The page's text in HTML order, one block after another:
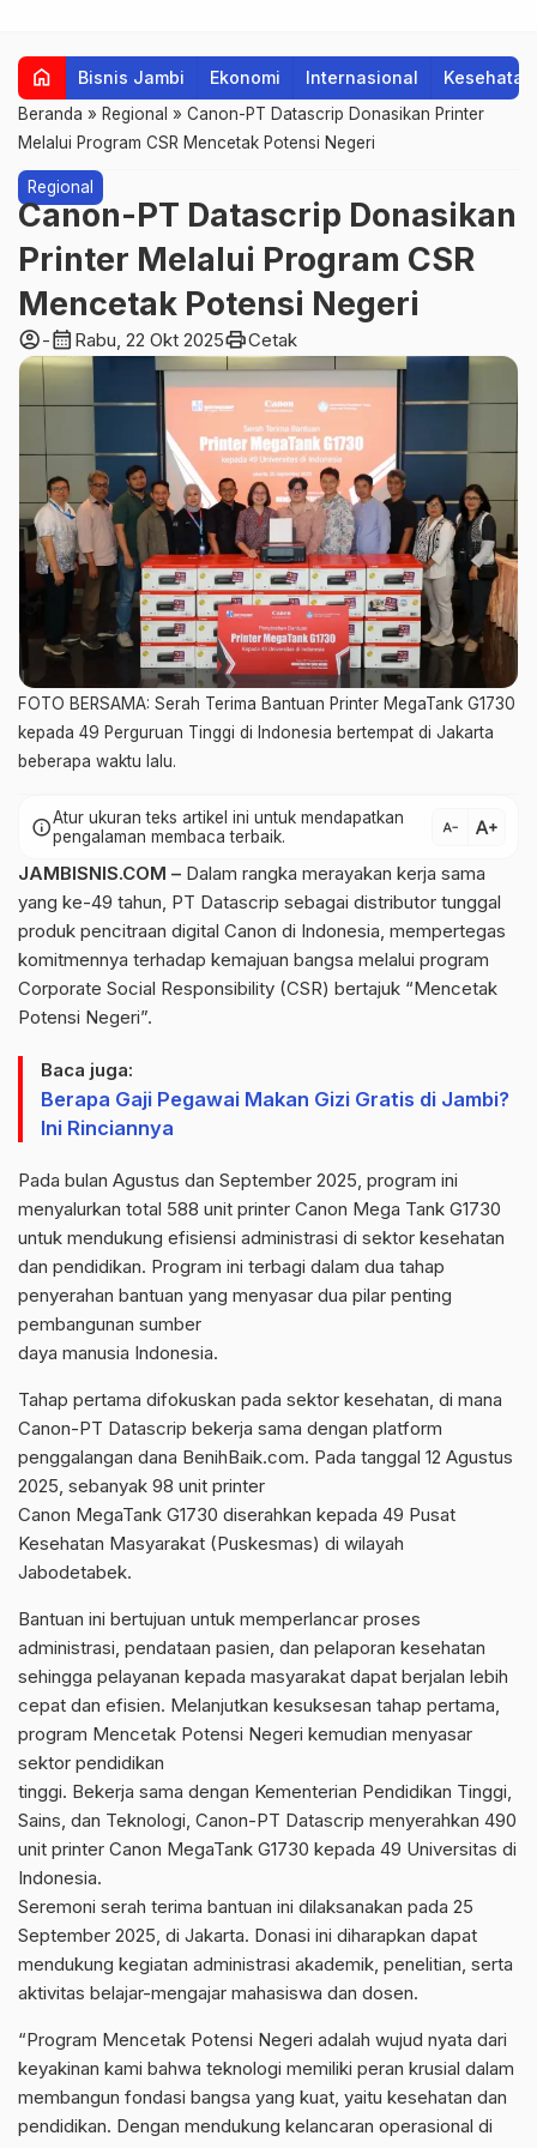
home Bisnis Jambi Ekonomi Internasional Kesehatan
Beranda » Regional » Canon-PT Datascrip Donasikan Printer
Melalui Program CSR Mencetak Potensi Negeri
Regional
Canon-PT Datascrip Donasikan
Printer Melalui Program CSR
Mencetak Potensi Negeri
account_circle-calendar_month Rabu, 22 Okt 2025printCetak
FOTO BERSAMA: Serah Terima Bantuan Printer MegaTank G1730
kepada 49 Perguruan Tinggi di Indonesia bertempat di Jakarta
beberapa waktu lalu.
infoAtur ukuran teks artikel ini untuk mendapatkan
pengalaman membaca terbaik.
text_decrease text_increase
JAMBISNIS.COM – Dalam rangka merayakan kerja sama
yang ke-49 tahun, PT Datascrip sebagai distributor tunggal
produk pencitraan digital Canon di Indonesia, mempertegas
komitmennya terhadap kemajuan bangsa melalui program
Corporate Social Responsibility (CSR) bertajuk “Mencetak
Potensi Negeri”.
Baca juga:
Berapa Gaji Pegawai Makan Gizi Gratis di Jambi?
Ini Rinciannya
Pada bulan Agustus dan September 2025, program ini
menyalurkan total 588 unit printer Canon Mega Tank G1730
untuk mendukung efisiensi administrasi di sektor kesehatan
dan pendidikan. Program ini terbagi dalam dua tahap
penyerahan bantuan yang menyasar dua pilar penting
pembangunan sumber
daya manusia Indonesia.
Tahap pertama difokuskan pada sektor kesehatan, di mana
Canon-PT Datascrip bekerja sama dengan platform
penggalangan dana BenihBaik.com. Pada tanggal 12 Agustus
2025, sebanyak 98 unit printer
Canon MegaTank G1730 diserahkan kepada 49 Pusat
Kesehatan Masyarakat (Puskesmas) di wilayah
Jabodetabek.
Bantuan ini bertujuan untuk memperlancar proses
administrasi, pendataan pasien, dan pelaporan kesehatan
sehingga pelayanan kepada masyarakat dapat berjalan lebih
cepat dan efisien. Melanjutkan kesuksesan tahap pertama,
program Mencetak Potensi Negeri kemudian menyasar
sektor pendidikan
tinggi. Bekerja sama dengan Kementerian Pendidikan Tinggi,
Sains, dan Teknologi, Canon-PT Datascrip menyerahkan 490
unit printer Canon MegaTank G1730 kepada 49 Universitas di
Indonesia.
Seremoni serah terima bantuan ini dilaksanakan pada 25
September 2025, di Jakarta. Donasi ini diharapkan dapat
mendukung kegiatan administrasi akademik, penelitian, serta
aktivitas belajar-mengajar mahasiswa dan dosen.
“Program Mencetak Potensi Negeri adalah wujud nyata dari
keyakinan kami bahwa teknologi memiliki peran krusial dalam
membangun fondasi bangsa yang kuat, yaitu kesehatan dan
pendidikan. Dengan mendukung kelancaran operasional di